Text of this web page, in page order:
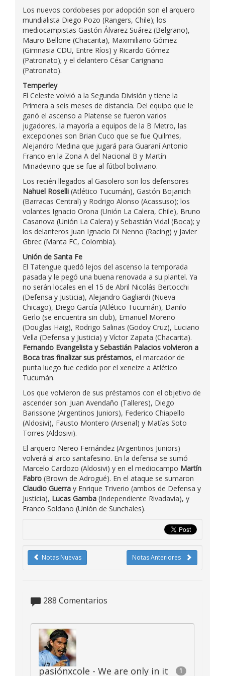
Los nuevos cordobeses por adopción son el arquero
mundialista Diego Pozo (Rangers, Chile); los
mediocampistas Gastón Álvarez Suárez (Belgrano),
Mauro Bellone (Chacarita), Maximiliano Gómez
(Gimnasia CDU, Entre Ríos) y Ricardo Gómez
(Patronato); y el delantero César Carignano
(Patronato).
Temperley
El Celeste volvió a la Segunda División y tiene la
Primera a seis meses de distancia. Del equipo que le
ganó el ascenso a Platense se fueron varios
jugadores, la mayoría a equipos de la B Metro, las
excepciones son Brian Cuco que se fue Quilmes,
Alejandro Medina que jugará para Guaraní Antonio
Franco en la Zona A del Nacional B y Martín
Minadevino que se fue al fútbol boliviano.
Los recién llegados al Gasolero son los defensores
Nahuel Roselli (Atlético Tucumán), Gastón Bojanich
(Barracas Central) y Rodrigo Alonso (Acassuso); los
volantes Ignacio Orona (Unión La Calera, Chile), Bruno
Casanova (Unión La Calera) y Sebastián Vidal (Boca); y
los delanteros Juan Ignacio Di Nenno (Racing) y Javier
Gbrec (Manta FC, Colombia).
Unión de Santa Fe
El Tatengue quedó lejos del ascenso la temporada
pasada y le pegó una buena renovada a su plantel. Ya
no serán locales en el 15 de Abril Nicolás Bertocchi
(Defensa y Justicia), Alejandro Gagliardi (Nueva
Chicago), Diego García (Atlético Tucumán), Danilo
Gerlo (se encuentra sin club), Emanuel Moreno
(Douglas Haig), Rodrigo Salinas (Godoy Cruz), Luciano
Vella (Defensa y Justicia) y Víctor Zapata (Chacarita).
Fernando Evangelista y Sebastián Palacios volvieron a
Boca tras finalizar sus préstamos, el marcador de
punta luego fue cedido por el xeneize a Atlético
Tucumán.
Los que volvieron de sus préstamos con el objetivo de
ascender son: Juan Avendaño (Talleres), Diego
Barissone (Argentinos Juniors), Federico Chiapello
(Aldosivi), Fausto Montero (Arsenal) y Matías Soto
Torres (Aldosivi).
El arquero Nereo Fernández (Argentinos Juniors)
volverá al arco santafesino. En la defensa se sumó
Marcelo Cardozo (Aldosivi) y en el mediocampo Martín
Fabro (Brown de Adrogué). En el ataque se sumaron
Claudio Guerra y Enrique Triverio (ambos de Defensa y
Justicia), Lucas Gamba (Independiente Rivadavia), y
Franco Soldano (Unión de Sunchales).
Notas Anteriores
Notas Nuevas
288 Comentarios
1
pasiónxcole - We are only in it